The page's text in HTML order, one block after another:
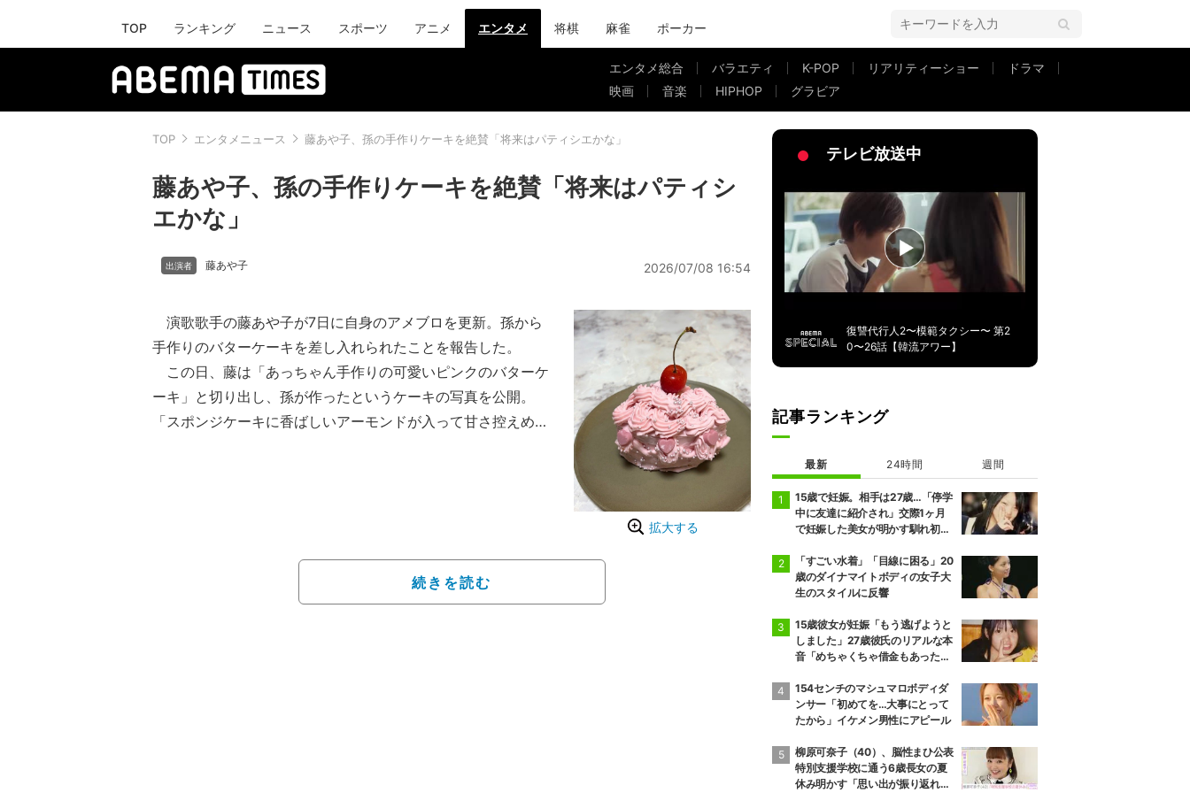
TOP ランキング ニュース スポーツ アニメ エンタメ 将棋 麻雀 ポーカー
エンタメ総合 バラエティ K-POP リアリティーショー
ドラマ
映画
音楽 HIPHOP グラビア
TOP エンタメニュース 藤あや子、孫の手作りケーキを絶賛「将来はパティシエかな」
藤あや子、孫の手作りケーキを絶賛「将来はパティシ
エかな」
藤あや子 2026/07/08 16:54
拡大する
演歌歌手の藤あや子が7日に自身のアメブロを更新。孫から
手作りのバターケーキを差し入れられたことを報告した。
この日、藤は「あっちゃん手作りの可愛いピンクのバターケ
ーキ」と切り出し、孫が作ったというケーキの写真を公開。
「スポンジケーキに香ばしいアーモンドが入って甘さ控えめに
続きを読む
テレビ放送中
復讐代行人2〜模範タクシー〜 第2
0〜26話【韓流アワー】
記事ランキング
最新 24時間 週間
15歳で妊娠。相手は27歳…「停学
中に友達に紹介され」交際1ヶ月
で妊娠した美女が明かす馴れ初め
絶句
「すごい水着」「目線に困る」20
歳のダイナマイトボディの女子大
生のスタイルに反響
15歳彼女が妊娠「もう逃げようと
しました」27歳彼氏のリアルな本
音「めちゃくちゃ借金もあったの
154センチのマシュマロボディダ
ンサー「初めてを…大事にとって
たから」イケメン男性にアピール
柳原可奈子（40）、脳性まひ公表
特別支援学校に通う6歳長女の夏
休み明かす「思い出が振り返れ